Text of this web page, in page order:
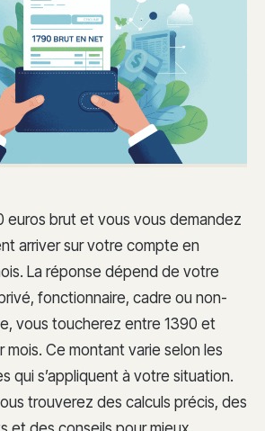
euros brut et vous vous demandez
arriver sur votre compte en
La réponse dépend de votre
fonctionnaire, cadre ou non-
vous toucherez entre 1390 et
mois. Ce montant varie selon les
qui s’appliquent à votre situation.
trouverez des calculs précis, des